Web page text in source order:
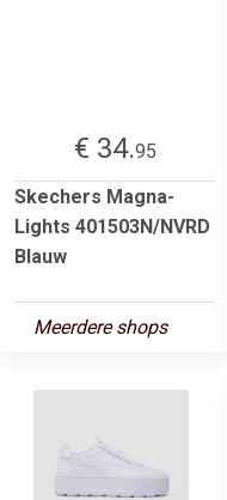
€ 34.95
Skechers Magna-
Lights 401503N/NVRD
Blauw
Meerdere shops